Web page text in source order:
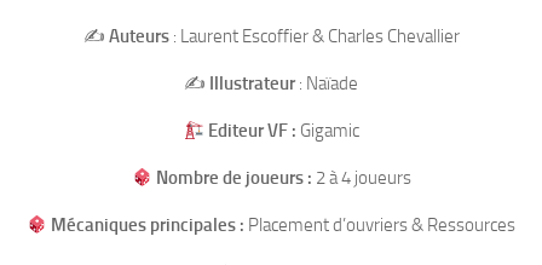
✍️ Auteurs: Laurent Escoffier & Charles Chevallier
✍️ Illustrateur: Naïade
Editeur VF : Gigamic
Nombre de joueurs : 2 à 4 joueurs
Mécaniques principales : Placement d’ouvriers & Ressources